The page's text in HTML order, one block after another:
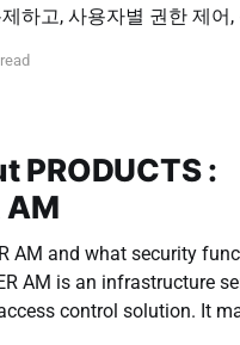
하고, 사용자별 권한 제어,
동해 서버 접근부터 DB 조
AM · System Access
PRODUCTS :
AM
AM and what security
control solution. It